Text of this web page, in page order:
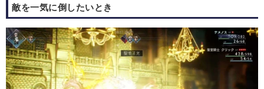
敵を一気に倒したいとき